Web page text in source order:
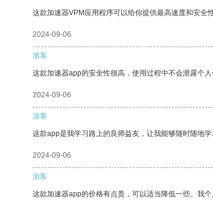
这款加速器VPM应用程序可以给你提供最高速度和安全
2024-09-06
游客
这款加速器app的安全性很高，使用过程中不会泄露个
2024-09-06
游客
这款app是我学习路上的良师益友，让我能够随时随地学
2024-09-06
游客
这款加速器app的价格有点贵，可以适当降低一些。我